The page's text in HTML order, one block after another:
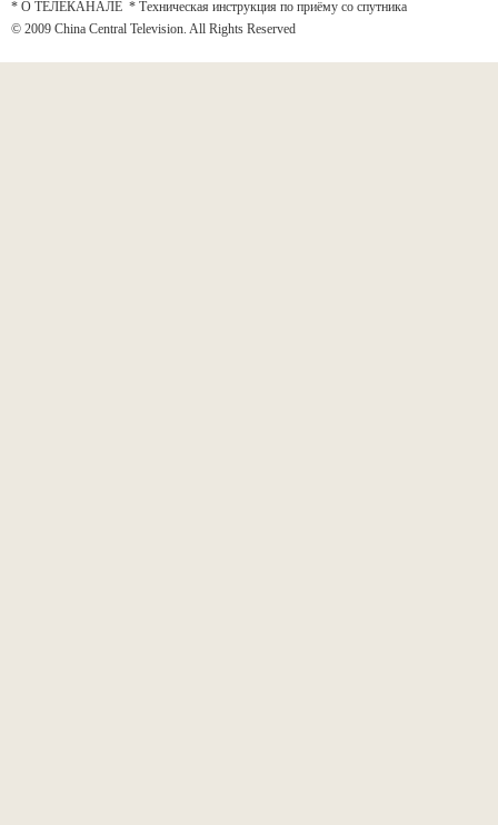
* О ТЕЛЕКАНАЛЕ * Техническая инструкция по приёму со спутника
© 2009 China Central Television. All Rights Reserved